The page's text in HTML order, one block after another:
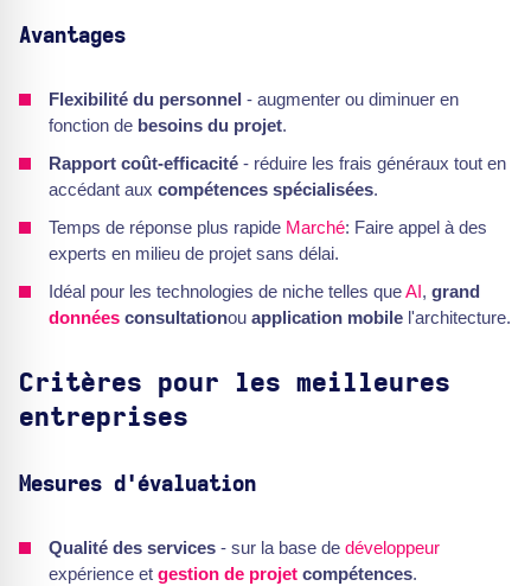
Avantages
Flexibilité du personnel - augmenter ou diminuer en
fonction de besoins du projet.
Rapport coût-efficacité - réduire les frais généraux tout en
accédant aux compétences spécialisées.
Temps de réponse plus rapide Marché: Faire appel à des
experts en milieu de projet sans délai.
Idéal pour les technologies de niche telles queAI , grand
données consultationou application mobile l'architecture.
Critères pour les meilleures
entreprises
Mesures d'évaluation
Qualité des services - sur la base de développeur
expérience et gestion de projet compétences.